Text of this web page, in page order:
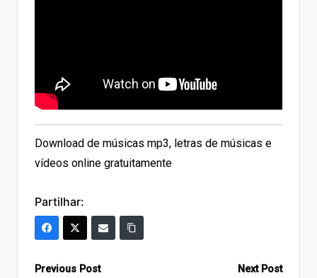
Download de músicas mp3, letras de músicas e
vídeos online gratuitamente
Partilhar:
Post
Previous Post Next Post